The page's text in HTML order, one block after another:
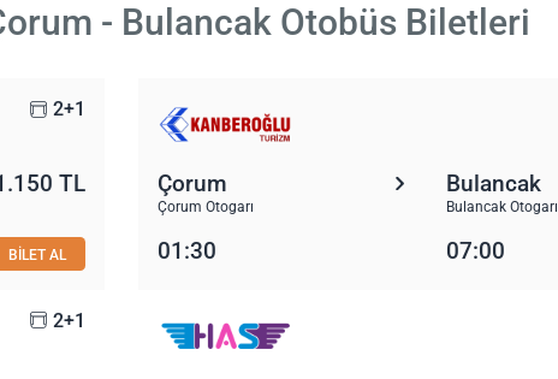
- Bulancak Otobüs Biletleri
2+1
TL
BİLET AL
Çorum
Çorum Otogarı
Bulancak
Bulancak Otogarı
01:30 07:00
2+1